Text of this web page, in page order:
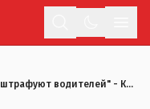
"В лучшем случае штрафуют водителей" - Как бороться с несанкционированными свалками, обсуждали министр экологии и активист из Рудного